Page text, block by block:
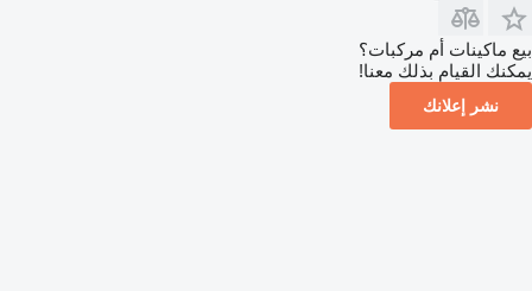
بيع ماكينات أم مركبات؟
يمكنك القيام بذلك معنا!
نشر إعلانك